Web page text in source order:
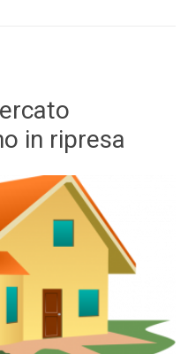
in ripresa